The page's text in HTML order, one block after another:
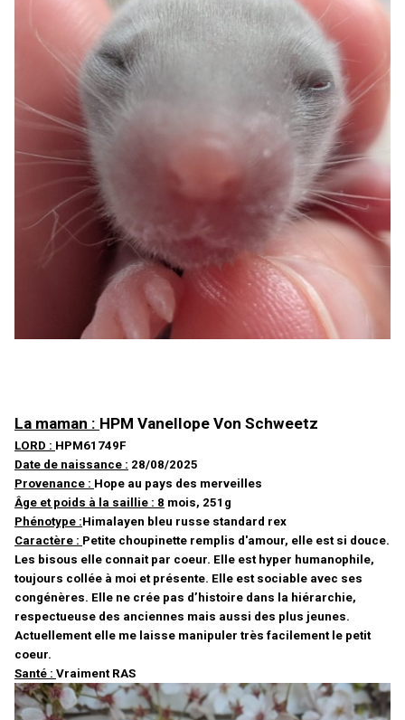
La maman : HPM Vanellope Von Schweetz
LORD : HPM61749F
Date de naissance : 28/08/2025
Provenance : Hope au pays des merveilles
Âge et poids à la saillie : 8 mois, 251g
Phénotype :Himalayen bleu russe standard rex
Caractère : Petite choupinette remplis d'amour, elle est si douce.
Les bisous elle connait par coeur. Elle est hyper humanophile,
toujours collée à moi et présente. Elle est sociable avec ses
congénères. Elle ne crée pas d’histoire dans la hiérarchie,
respectueuse des anciennes mais aussi des plus jeunes.
Actuellement elle me laisse manipuler très facilement le petit
coeur.
Santé : Vraiment RAS